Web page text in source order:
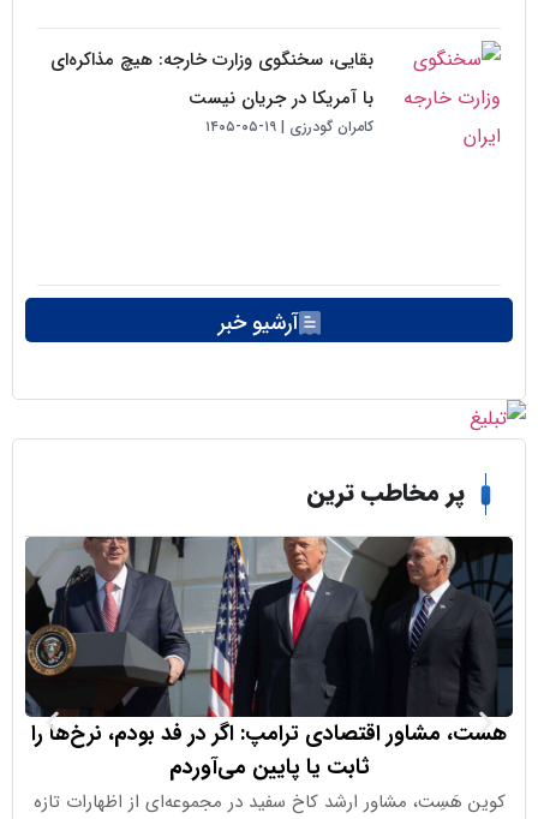
بقایی، سخنگوی وزارت خارجه: هیچ مذاکره‌ای
با آمریکا در جریان نیست
کامران گودرزی ۱۹-۰۵-۱۴۰۵
آرشیو خبر
پر مخاطب ترین
اقتصادی ترامپ: اگر در فد بودم، نرخ‌ها را
ثابت یا پایین می‌آوردم
مشاور ارشد کاخ سفید در مجموعه‌ای از اظهارات تازه